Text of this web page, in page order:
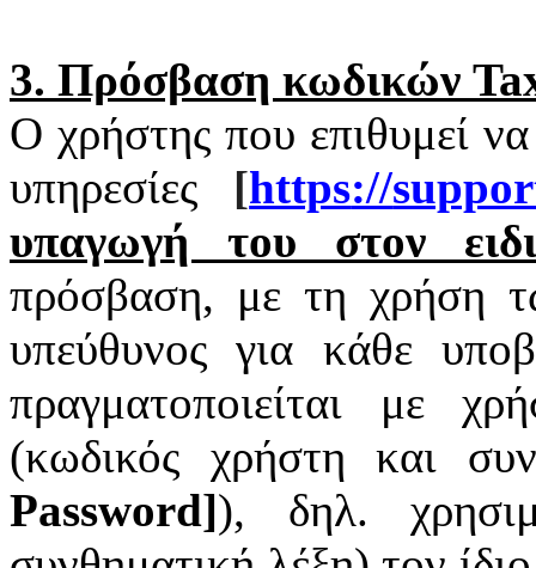
3. Πρόσβαση κωδικών
Ο χρήστης που επιθυμεί να
υπηρεσίες [https://
υπαγωγή του στον
πρόσβαση, με τη χρήση
υπεύθυνος για κάθε
πραγματοποιείται με
(κωδικός χρήστη και
Password]), δηλ.